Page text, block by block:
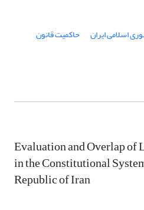
اسلامی ایران حاکمیت قانون
Evaluation and Overlap of
in the Constitutional
Republic of Iran